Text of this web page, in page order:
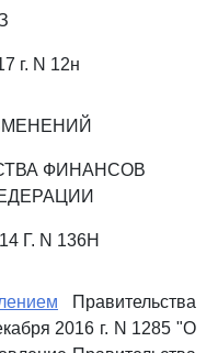
г. N 12н
ФИНАНСОВ
Г. N 136Н
Правительства
2016 г. N 1285 "О